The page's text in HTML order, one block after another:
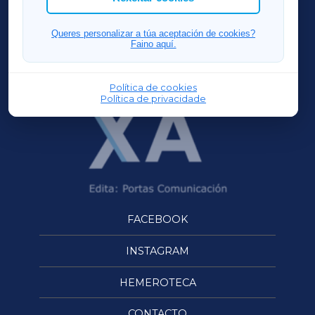
Queres personalizar a túa aceptación de cookies?
Faino aquí.
Política de cookies
Política de privacidade
FERROLXA
OURENSEXA
FACEBOOK
INSTAGRAM
HEMEROTECA